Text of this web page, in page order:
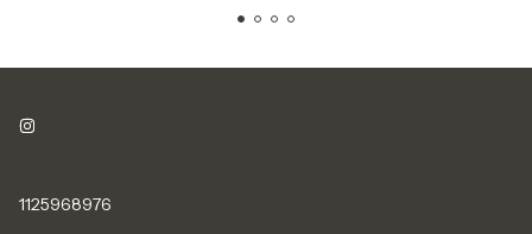
1125968976